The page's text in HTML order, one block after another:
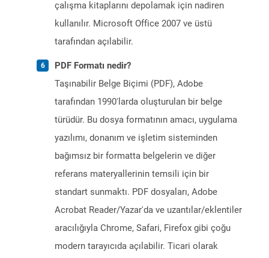
çalışma kitaplarını depolamak için nadiren
kullanılır. Microsoft Office 2007 ve üstü
tarafından açılabilir.
PDF Formatı nedir?
Taşınabilir Belge Biçimi (PDF), Adobe
tarafından 1990'larda oluşturulan bir belge
türüdür. Bu dosya formatının amacı, uygulama
yazılımı, donanım ve işletim sisteminden
bağımsız bir formatta belgelerin ve diğer
referans materyallerinin temsili için bir
standart sunmaktı. PDF dosyaları, Adobe
Acrobat Reader/Yazar'da ve uzantılar/eklentiler
aracılığıyla Chrome, Safari, Firefox gibi çoğu
modern tarayıcıda açılabilir. Ticari olarak